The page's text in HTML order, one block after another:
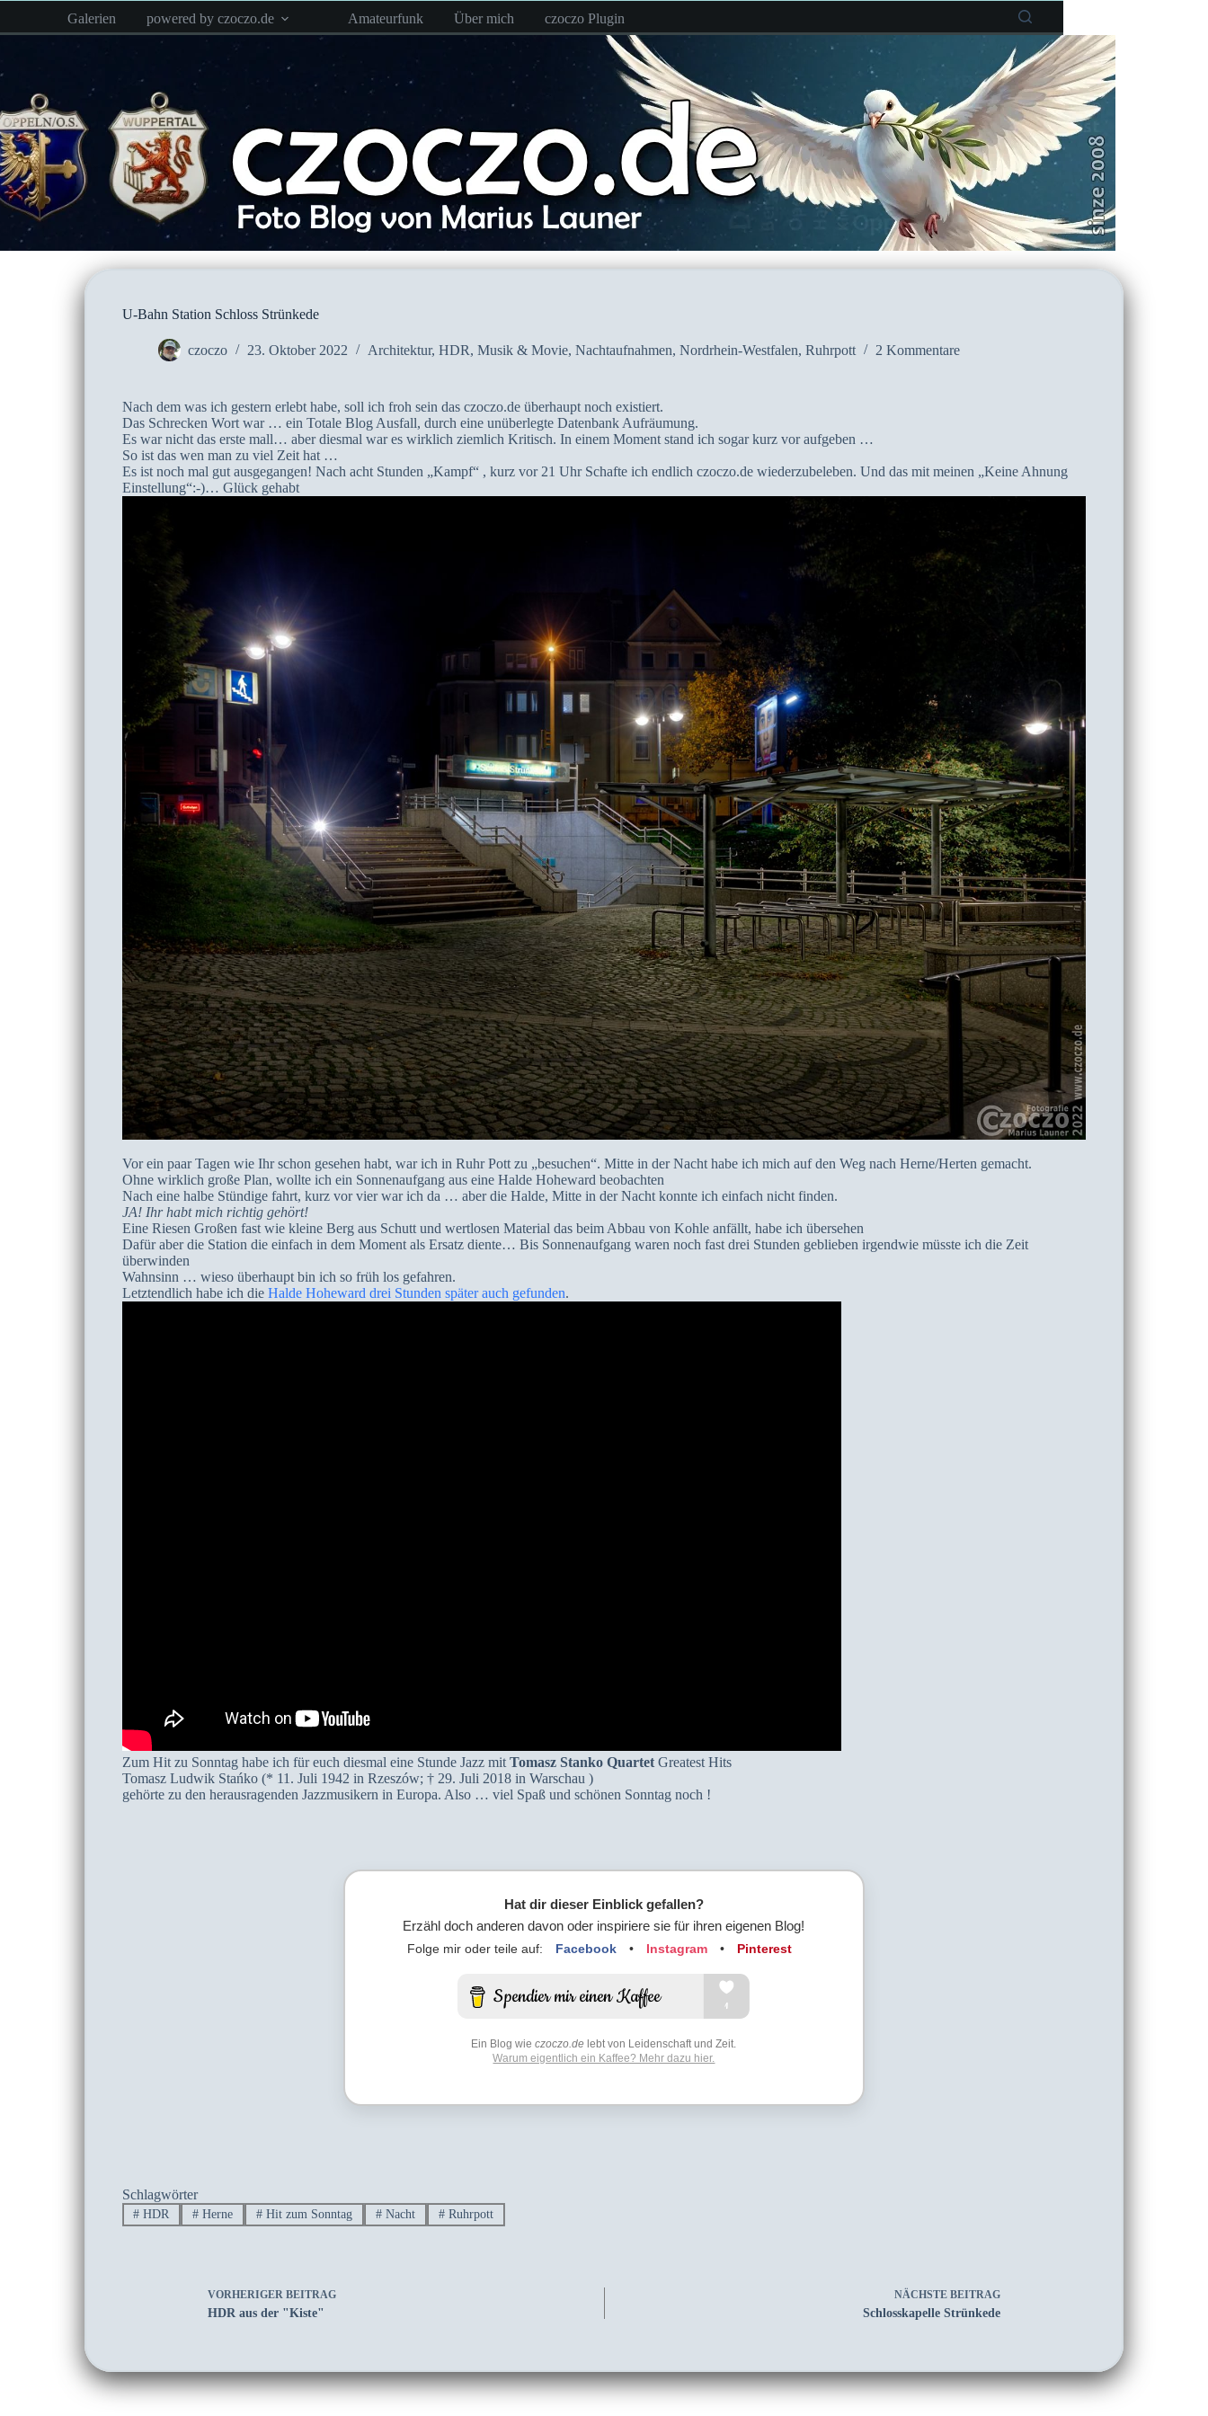
springen
Galerien powered by czoczo.de Amateurfunk Über mich czoczo Plugin
U-Bahn Station Schloss Strünkede
czoczo 23. Oktober 2022 Architektur, HDR, Musik & Movie, Nachtaufnahmen, Nordrhein-Westfalen, Ruhrpott 2 Kommentare
Nach dem was ich gestern erlebt habe, soll ich froh sein das czoczo.de überhaupt noch existiert.
Das Schrecken Wort war … ein Totale Blog Ausfall, durch eine unüberlegte Datenbank Aufräumung.
Es war nicht das erste mall… aber diesmal war es wirklich ziemlich Kritisch. In einem Moment stand ich sogar kurz vor aufgeben …
So ist das wen man zu viel Zeit hat …
Es ist noch mal gut ausgegangen! Nach acht Stunden „Kampf“ , kurz vor 21 Uhr Schafte ich endlich czoczo.de wiederzubeleben. Und das mit meinen „Keine Ahnung
Einstellung“:-)… Glück gehabt
Vor ein paar Tagen wie Ihr schon gesehen habt, war ich in Ruhr Pott zu „besuchen“. Mitte in der Nacht habe ich mich auf den Weg nach Herne/Herten gemacht.
Ohne wirklich große Plan, wollte ich ein Sonnenaufgang aus eine Halde Hoheward beobachten
Nach eine halbe Stündige fahrt, kurz vor vier war ich da … aber die Halde, Mitte in der Nacht konnte ich einfach nicht finden.
JA! Ihr habt mich richtig gehört!
Eine Riesen Großen fast wie kleine Berg aus Schutt und wertlosen Material das beim Abbau von Kohle anfällt, habe ich übersehen
Dafür aber die Station die einfach in dem Moment als Ersatz diente… Bis Sonnenaufgang waren noch fast drei Stunden geblieben irgendwie müsste ich die Zeit
überwinden
Wahnsinn … wieso überhaupt bin ich so früh los gefahren.
Letztendlich habe ich die Halde Hoheward drei Stunden später auch gefunden.
Zum Hit zu Sonntag habe ich für euch diesmal eine Stunde Jazz mit Tomasz Stanko QuartetGreatest Hits
Tomasz Ludwik Stańko (* 11. Juli 1942 in Rzeszów; † 29. Juli 2018 in Warschau )
gehörte zu den herausragenden Jazzmusikern in Europa. Also … viel Spaß und schönen Sonntag noch !
Hat dir dieser Einblick gefallen?
Erzähl doch anderen davon oder inspiriere sie für ihren eigenen Blog!
Folge mir oder teile auf: Facebook • Instagram • Pinterest
Ein Blog wieczoczo.de lebt von Leidenschaft und Zeit.
Warum eigentlich ein Kaffee? Mehr dazu hier.
Schlagwörter
# HDR # Herne # Hit zum Sonntag #Nacht #Ruhrpott
VORHERIGER BEITRAG
HDR aus der "Kiste"
NÄCHSTEBEITRAG
Schlosskapelle Strünkede